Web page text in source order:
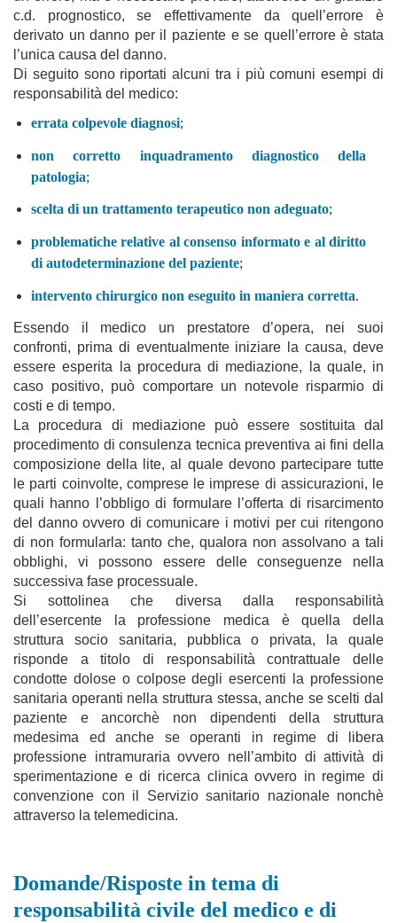
c.d. prognostico, se effettivamente da quell’errore è
derivato un danno per il paziente e se quell’errore è stata
l’unica causa del danno.
Di seguito sono riportati alcuni tra i più comuni esempi di
responsabilità del medico:
errata colpevole diagnosi;
non corretto inquadramento diagnostico della
patologia;
scelta di un trattamento terapeutico non adeguato;
problematiche relative al consenso informato e al diritto
di autodeterminazione del paziente;
intervento chirurgico non eseguito in maniera corretta.
Essendo il medico un prestatore d’opera, nei suoi
confronti, prima di eventualmente iniziare la causa, deve
essere esperita la procedura di mediazione, la quale, in
caso positivo, può comportare un notevole risparmio di
costi e di tempo.
La procedura di mediazione può essere sostituita dal
procedimento di consulenza tecnica preventiva ai fini della
composizione della lite, al quale devono partecipare tutte
le parti coinvolte, comprese le imprese di assicurazioni, le
quali hanno l’obbligo di formulare l’offerta di risarcimento
del danno ovvero di comunicare i motivi per cui ritengono
di non formularla: tanto che, qualora non assolvano a tali
obblighi, vi possono essere delle conseguenze nella
successiva fase processuale.
Si sottolinea che diversa dalla responsabilità
dell’esercente la professione medica è quella della
struttura socio sanitaria, pubblica o privata, la quale
risponde a titolo di responsabilità contrattuale delle
condotte dolose o colpose degli esercenti la professione
sanitaria operanti nella struttura stessa, anche se scelti dal
paziente e ancorchè non dipendenti della struttura
medesima ed anche se operanti in regime di libera
professione intramuraria ovvero nell’ambito di attività di
sperimentazione e di ricerca clinica ovvero in regime di
convenzione con il Servizio sanitario nazionale nonchè
attraverso la telemedicina.
Domande/Risposte in tema di
responsabilità civile del medico e di